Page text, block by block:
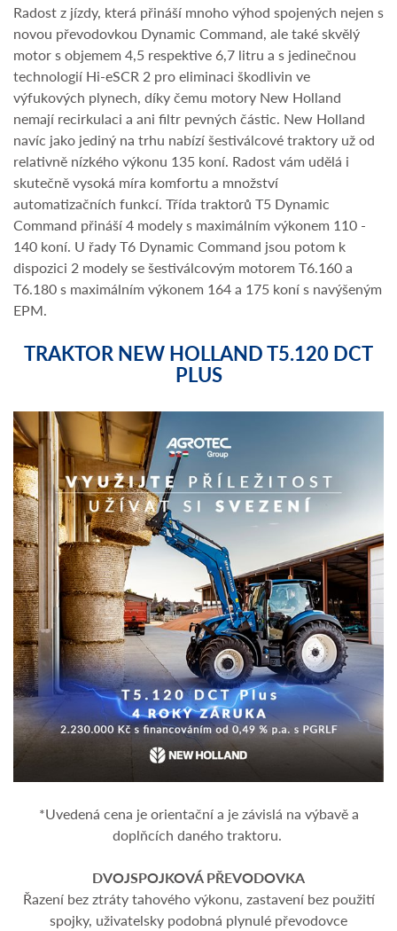
Radost z jízdy, která přináší mnoho výhod spojených nejen s
novou převodovkou Dynamic Command, ale také skvělý
motor s objemem 4,5 respektive 6,7 litru a s jedinečnou
technologií Hi-eSCR 2 pro eliminaci škodlivin ve
výfukových plynech, díky čemu motory New Holland
nemají recirkulaci a ani filtr pevných částic. New Holland
navíc jako jediný na trhu nabízí šestiválcové traktory už od
relativně nízkého výkonu 135 koní. Radost vám udělá i
skutečně vysoká míra komfortu a množství
automatizačních funkcí. Třída traktorů T5 Dynamic
Command přináší 4 modely s maximálním výkonem 110 -
140 koní. U řady T6 Dynamic Command jsou potom k
dispozici 2 modely se šestiválcovým motorem T6.160 a
T6.180 s maximálním výkonem 164 a 175 koní s navýšeným
EPM.
TRAKTOR NEW HOLLAND T5.120 DCT
PLUS
*Uvedená cena je orientační a je závislá na výbavě a
doplňcích daného traktoru.
DVOJSPOJKOVÁ PŘEVODOVKA
Řazení bez ztráty tahového výkonu, zastavení bez použití
spojky, uživatelsky podobná plynulé převodovce